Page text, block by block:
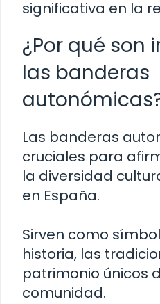
significativa en la
¿Por qué son
las banderas
Las banderas
cruciales para
la diversidad
en España.
Sirven como
historia, las
patrimonio únicos
comunidad.